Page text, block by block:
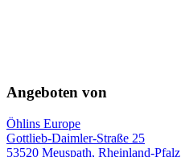
Angeboten von
Öhlins Europe
Gottlieb-Daimler-Straße 25
53520 Meuspath, Rheinland-Pfalz